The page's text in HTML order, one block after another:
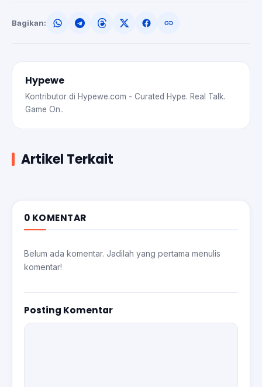
Bagikan:
Hypewe
Kontributor di Hypewe.com - Curated Hype. Real Talk.
Game On..
Artikel Terkait
0 KOMENTAR
Belum ada komentar. Jadilah yang pertama menulis
komentar!
Posting Komentar